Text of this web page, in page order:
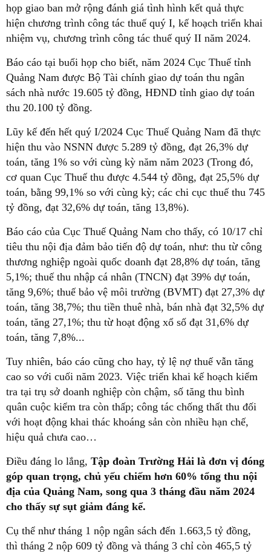
họp giao ban mở rộng đánh giá tình hình kết quả thực
hiện chương trình công tác thuế quý I, kế hoạch triển khai
nhiệm vụ, chương trình công tác thuế quý II năm 2024.
Báo cáo tại buổi họp cho biết, năm 2024 Cục Thuế tỉnh
Quảng Nam được Bộ Tài chính giao dự toán thu ngân
sách nhà nước 19.605 tỷ đồng, HĐND tỉnh giao dự toán
thu 20.100 tỷ đồng.
Lũy kế đến hết quý I/2024 Cục Thuế Quảng Nam đã thực
hiện thu vào NSNN được 5.289 tỷ đồng, đạt 26,3% dự
toán, tăng 1% so với cùng kỳ năm năm 2023 (Trong đó,
cơ quan Cục Thuế thu được 4.544 tỷ đồng, đạt 25,5% dự
toán, bằng 99,1% so với cùng kỳ; các chi cục thuế thu 745
tỷ đồng, đạt 32,6% dự toán, tăng 13,8%).
Báo cáo của Cục Thuế Quảng Nam cho thấy, có 10/17 chỉ
tiêu thu nội địa đảm bảo tiến độ dự toán, như: thu từ công
thương nghiệp ngoài quốc doanh đạt 28,8% dự toán, tăng
5,1%; thuế thu nhập cá nhân (TNCN) đạt 39% dự toán,
tăng 9,6%; thuế bảo vệ môi trường (BVMT) đạt 27,3% dự
toán, tăng 38,7%; thu tiền thuê nhà, bán nhà đạt 32,5% dự
toán, tăng 27,1%; thu từ hoạt động xổ số đạt 31,6% dự
toán, tăng 7,8%...
Tuy nhiên, báo cáo cũng cho hay, tỷ lệ nợ thuế vẫn tăng
cao so với cuối năm 2023. Việc triển khai kế hoạch kiểm
tra tại trụ sở doanh nghiệp còn chậm, số tăng thu bình
quân cuộc kiểm tra còn thấp; công tác chống thất thu đối
với hoạt động khai thác khoáng sản còn nhiều hạn chế,
hiệu quả chưa cao…
Điều đáng lo lắng, Tập đoàn Trường Hải là đơn vị đóng
góp quan trọng, chủ yếu chiếm hơn 60% tổng thu nội
địa của Quảng Nam, song qua 3 tháng đầu năm 2024
cho thấy sự sụt giảm đáng kể.
Cụ thể như tháng 1 nộp ngân sách đến 1.663,5 tỷ đồng,
thì tháng 2 nộp 609 tỷ đồng và tháng 3 chỉ còn 465,5 tỷ